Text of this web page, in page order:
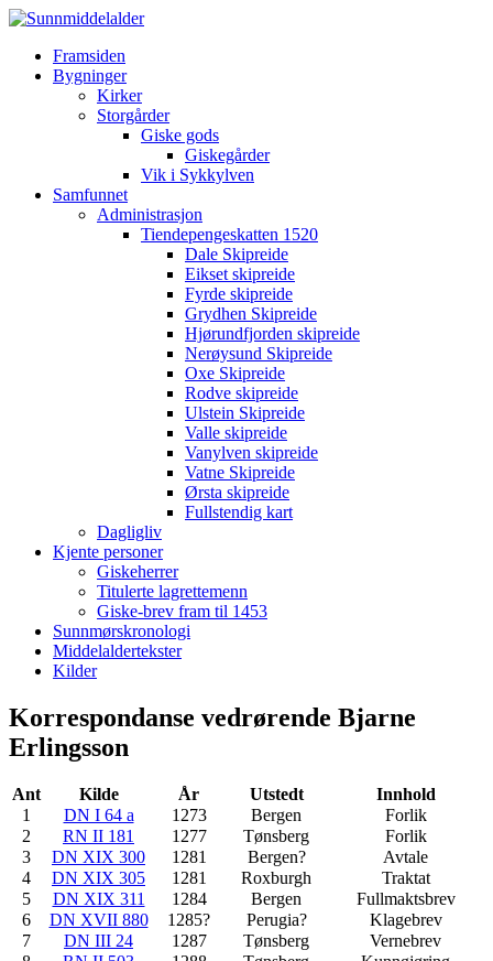
Framsiden
Bygninger
Kirker
Storgårder
Giske gods
Giskegårder
Vik i Sykkylven
Samfunnet
Administrasjon
Tiendepengeskatten 1520
Dale Skipreide
Eikset skipreide
Fyrde skipreide
Grydhen Skipreide
Hjørundfjorden skipreide
Nerøysund Skipreide
Oxe Skipreide
Rodve skipreide
Ulstein Skipreide
Valle skipreide
Vanylven skipreide
Vatne Skipreide
Ørsta skipreide
Fullstendig kart
Dagligliv
Kjente personer
Giskeherrer
Titulerte lagrettemenn
Giske-brev fram til 1453
Sunnmørskronologi
Middelaldertekster
Kilder
Korrespondanse vedrørende Bjarne
Erlingsson
Ant Kilde År Utstedt
Innhold
1
DN I 64 a 1273 Bergen
Forlik
2
RN II 181 1277 Tønsberg
Forlik
3
DN XIX 300 1281 Bergen?
Avtale
4
DN XIX 305 1281 Roxburgh
Traktat
5
DN XIX 311 1284 Bergen
Fullmaktsbrev
6
DN XVII 880 1285? Perugia?
Klagebrev
7
DN III 24 1287 Tønsberg
Vernebrev